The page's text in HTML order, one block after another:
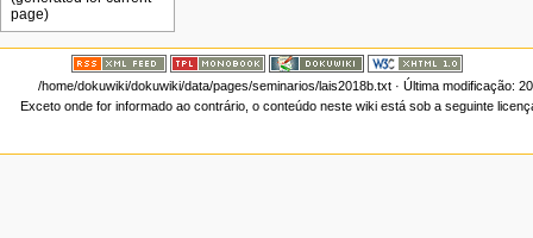
/home/dokuwiki/dokuwiki/data/pages/seminarios/lais2018b.txt· Última modificação:
Exceto onde for informado ao contrário, o conteúdo neste wiki está sob a seguinte